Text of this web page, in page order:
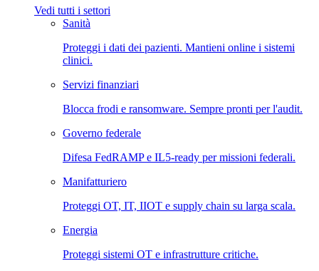
Vedi tutti i settori
Sanità
Proteggi i dati dei pazienti. Mantieni online i sistemi
clinici.
Servizi finanziari
Blocca frodi e ransomware. Sempre pronti per l'audit.
Governo federale
Difesa FedRAMP e IL5-ready per missioni federali.
Manifatturiero
Proteggi OT, IT, IIOT e supply chain su larga scala.
Energia
Proteggi sistemi OT e infrastrutture critiche.